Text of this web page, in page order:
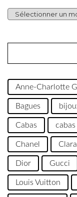
ARCHIVES…
Anne-Charlotte
Bagues
Cabas
Chanel
Dior Gucci
Louis Vuitton